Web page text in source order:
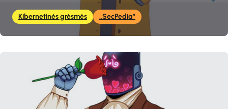
Kibernetinės grėsmės „SecPedia“